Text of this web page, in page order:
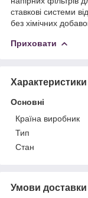
ставкові системи
без хімічних
Приховати
Характеристики
Основні
Країна виробник
Тип
Стан
Умови доставки